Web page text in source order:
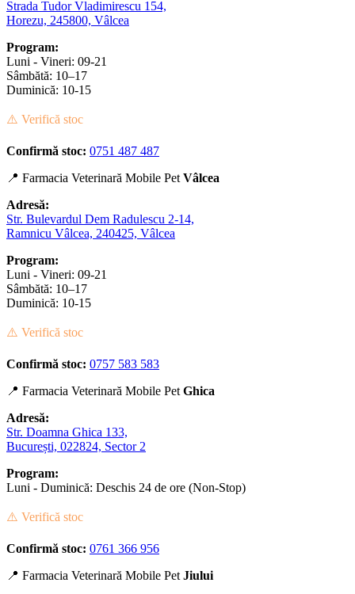
Strada Tudor Vladimirescu 154,
Horezu, 245800, Vâlcea
Program:
Luni - Vineri: 09-21
Sâmbătă: 10–17
Duminică: 10-15
⚠️ Verifică stoc
Confirmă stoc: 0751 487 487
📍 Farmacia Veterinară Mobile Pet Vâlcea
Adresă:
Str. Bulevardul Dem Radulescu 2-14,
Ramnicu Vâlcea, 240425, Vâlcea
Program:
Luni - Vineri: 09-21
Sâmbătă: 10–17
Duminică: 10-15
⚠️ Verifică stoc
Confirmă stoc: 0757 583 583
📍 Farmacia Veterinară Mobile Pet Ghica
Adresă:
Str. Doamna Ghica 133,
București, 022824, Sector 2
Program:
Luni - Duminică: Deschis 24 de ore (Non-Stop)
⚠️ Verifică stoc
Confirmă stoc: 0761 366 956
📍 Farmacia Veterinară Mobile Pet Jiului